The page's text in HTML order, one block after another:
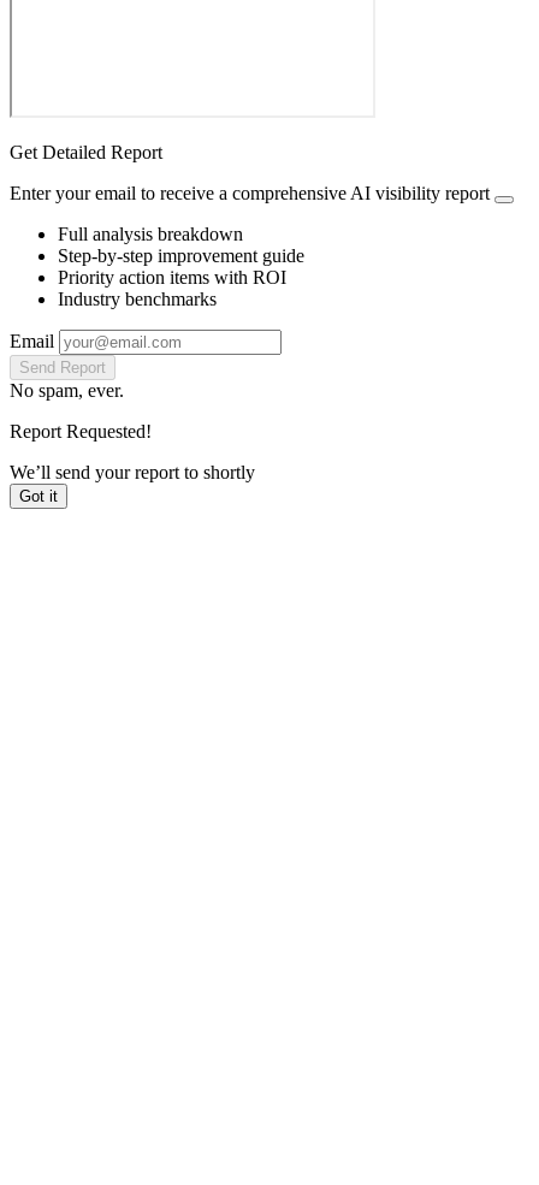
Get Detailed Report
Enter your email to receive a comprehensive AI visibility report
Full analysis breakdown
Step-by-step improvement guide
Priority action items with ROI
Industry benchmarks
Email
Send Report
No spam, ever.
Report Requested!
We’ll send your report to shortly
Got it